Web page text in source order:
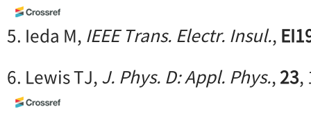
5. Ieda M, IEEE Trans. Electr. Insul.,
6. Lewis TJ,J. Phys. D: Appl. Phys.,23,